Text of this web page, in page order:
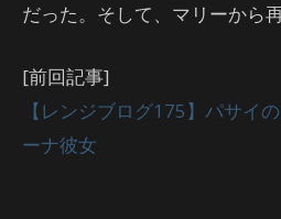
だった。そして、マリーから
[前回記事]
【レンジブログ175】パサイ
ーナ彼女